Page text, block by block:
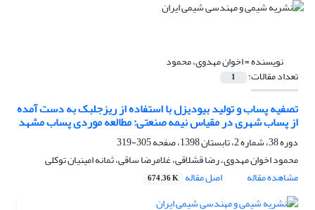
نویسنده =اخوان مهدوی، محمود
تعداد مقالات: 1
تصفیه پساب و تولید بیودیزل با استفاده از ریزجلبک به دست آمده
از پساب شهری در مقیاس نیمه صنعتی: مطالعه موردی پساب مشهد
دوره 38، شماره 2، تابستان 1398، صفحه
305-319
محمود اخوان مهدوی، رضا قشلاقی، غلامرضا ساقی، ثمانه امینیان توکلی
مشاهده مقاله
اصل مقاله 674.36 K